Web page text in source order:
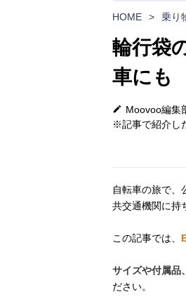
HOME > 乗り
輪行袋
車にも
Moovoo編集
※記事で紹介し
自転車の旅で、
共交通機関に持
この記事では、
サイズや付属品
ださい。